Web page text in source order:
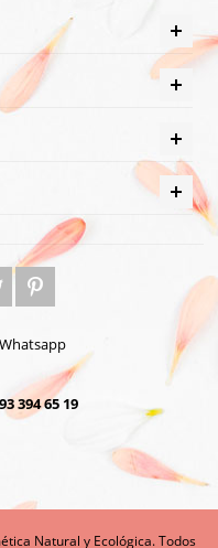
93 394 65 19
Natural y Ecológica. Todos